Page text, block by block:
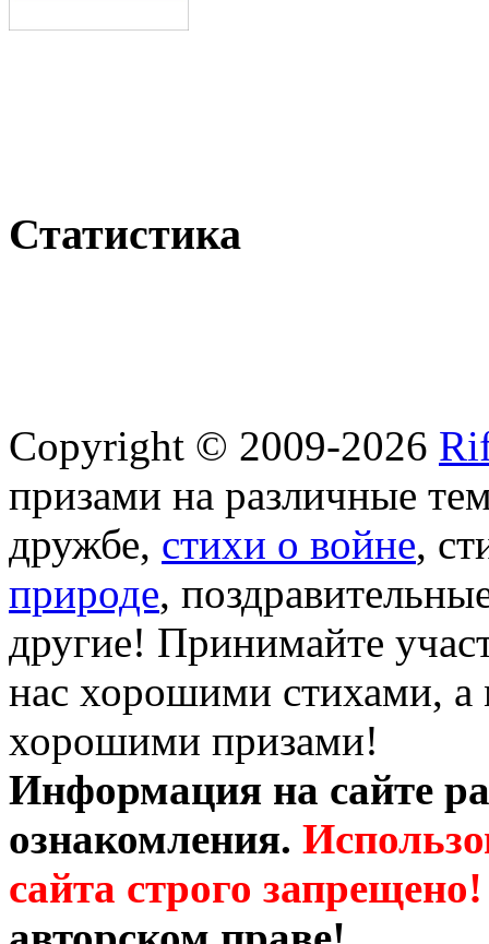
Статистика
Copyright © 2009-2026
призами на различные
дружбе, стихи о войне,
природе,
другие! Принимайте
нас хорошими стихами, а
хорошими призами!
Информация на сайте
ознакомления.
сайта строго запрещено!